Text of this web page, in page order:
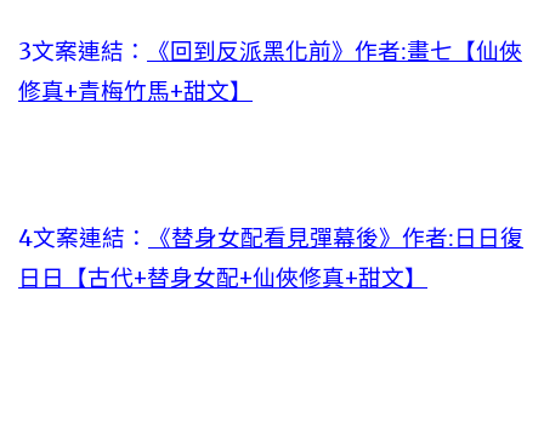
3文案連結：
《回到反派黑化前》作者:畫七【仙俠
修真+青梅竹馬+甜文】
4文案連結：
《替身女配看見彈幕後》作者:日日復
日日【古代+替身女配+仙俠修真+甜文】